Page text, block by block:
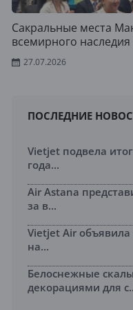
Сакральные места
всемирного
27.07.2026
ПОСЛЕДНИЕ
Vietjet подвела
года...
Air Astana
за в...
Vietjet Air объявила
на...
Белоснежные
декорациями для